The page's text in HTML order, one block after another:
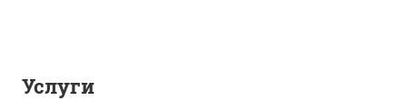
Услуги